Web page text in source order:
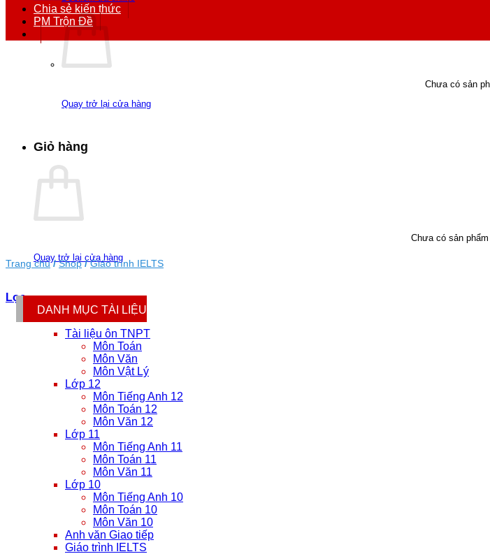
Chưa có sản
Quay trở lại cửa hàng
Giỏ hàng
Chưa có sản
Quay trở lại cửa hàng
Chia sẻ kiến thức
PM Trộn Đề
Trang chủ / Shop / Giáo trình IELTS
Lọc
DANH MỤC TÀI LIỆU
Tài liệu ôn TNPT
Môn Toán
Môn Văn
Môn Vật Lý
Lớp 12
Môn Tiếng Anh 12
Môn Toán 12
Môn Văn 12
Lớp 11
Môn Tiếng Anh 11
Môn Toán 11
Môn Văn 11
Lớp 10
Môn Tiếng Anh 10
Môn Toán 10
Môn Văn 10
Anh văn Giao tiếp
Giáo trình IELTS